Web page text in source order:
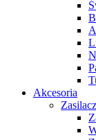
Akcesoria